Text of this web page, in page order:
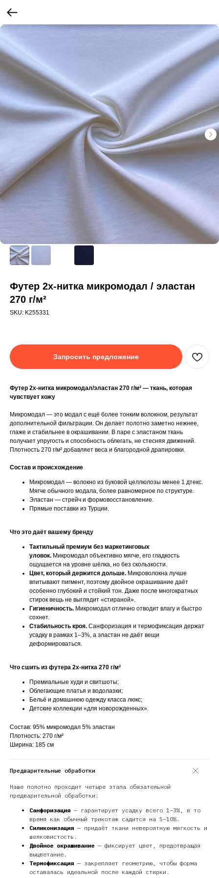
Футер 2х-нитка микромодал / эластан
270 г/м²
SKU: K255331
Запросить предложение
Футер 2х-нитка микромодал/эластан 270 г/м² — ткань, которая
чувствует кожу
Микромодал — это модал с ещё более тонким волокном, результат
дополнительной фильтрации. Он делает полотно заметно нежнее,
глаже и стабильнее в окрашивании. В паре с эластаном ткань
получает упругость и способность облегать, не стесняя движений.
Плотность 270 г/м² добавляет веса и благородной драпировки.
Состав и происхождение
Микромодал — волокно из буковой целлюлозы менее 1 дтекс.
Мягче обычного модала, более равномерное по структуре.
Эластан — стрейч и формовосстановление.
Прямые поставки из Турции.
Что это даёт вашему бренду
Тактильный премиум без маркетинговых
уловок. Микромодал объективно мягче, его гладкость
ощущается на уровне шёлка, но без скользкости.
Цвет, который держится дольше. Микроволокна лучше
впитывают пигмент, поэтому двойное окрашивание даёт
особенно глубокий и стойкий тон. Даже после многократных
стирок вещь не выглядит «стираной».
Гигиеничность. Микромодал отлично отводит влагу и быстро
сохнет.
Стабильность кроя. Санфоризация и термофиксация держат
усадку в рамках 1–3%, а эластан не даёт вещи
деформироваться.
Что сшить из футера 2х-нитка 270 г/м²
Премиальные худи и свитшоты;
Облегающие платья и водолазки;
Бельё и домашнюю одежду класса люкс;
Детские коллекции «для новорожденных».
Состав: 95% микромодал 5% эластан
Плотность: 270 г/м²
Ширина: 185 см
Предварительные обработки
Наше полотно проходит четыре этапа обязательной
предварительной обработки:
Санфоризация — гарантирует усадку всего 1–3%, в то
время как обычный трикотаж садится на 5–10%.
Силиконизация — придаёт ткани невероятную мягкость и
шелковистость.
Двойное окрашивание — фиксирует цвет, предотвращая
выцветание.
Термофиксация — закрепляет геометрию, чтобы форма
оставалась идеальной после каждой стирки.